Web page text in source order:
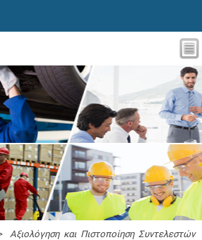
και Πιστοποίηση Συντελεστών